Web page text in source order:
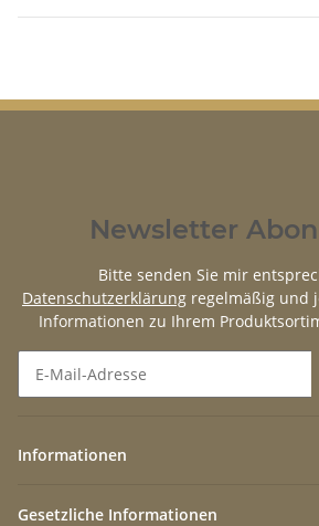
Newsletter
Bitte senden Sie mir
Datenschutzerklärung regelmäßig und
Informationen zu Ihrem
Informationen
Gesetzliche Informationen